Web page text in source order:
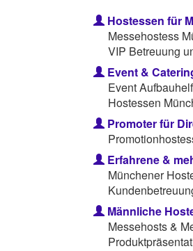
Hostessen für
Messehostess
VIP Betreuung
Event &
Event
Hostessen
Promoter für
Erfahrene &
Münchener
Männliche
Messehosts &